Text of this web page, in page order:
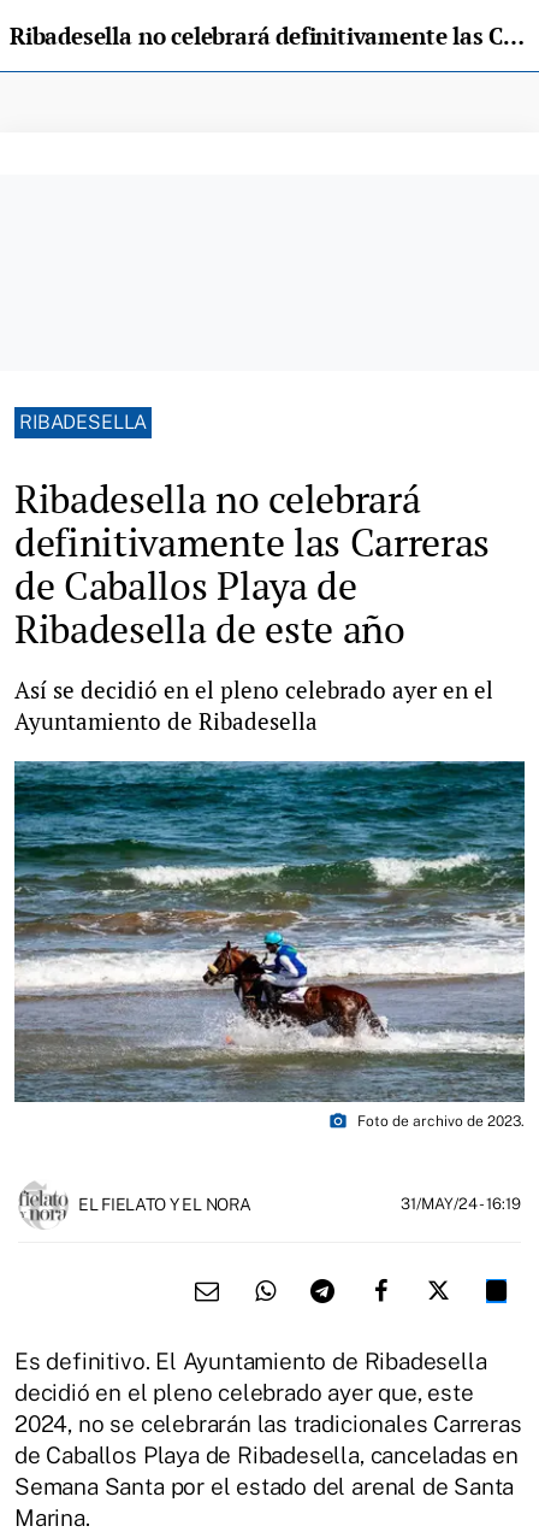
Ribadesella no celebrará definitivamente las Carreras de Caballos Playa de Ribadesella de este año
RIBADESELLA
Ribadesella no celebrará
definitivamente las Carreras
de Caballos Playa de
Ribadesella de este año
Así se decidió en el pleno celebrado ayer en el
Ayuntamiento de Ribadesella
photo_camera Foto de archivo de 2023.
EL FIELATO Y EL NORA 31/MAY/24- 16:19
Es definitivo. El Ayuntamiento de Ribadesella
decidió en el pleno celebrado ayer que, este
2024, no se celebrarán las tradicionales Carreras
de Caballos Playa de Ribadesella, canceladas en
Semana Santa por el estado del arenal de Santa
Marina.